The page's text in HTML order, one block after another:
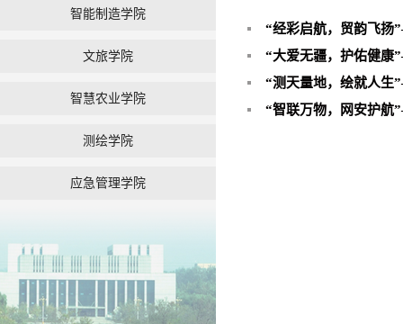
智能制造学院
文旅学院
智慧农业学院
测绘学院
应急管理学院
“经彩启航，贸韵飞
“大爱无疆，护佑健康
“测天量地，绘就人
“智联万物，网安护航